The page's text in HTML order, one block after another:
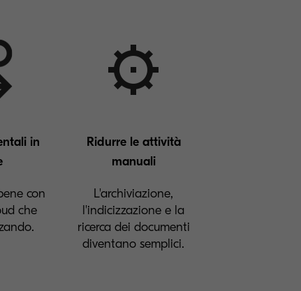
in
con
che
Ridurre le attività
manuali
L'archiviazione,
l'indicizzazione e la
ricerca dei documenti
diventano semplici.